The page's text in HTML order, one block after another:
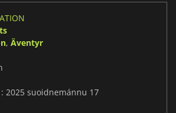
, Äventyr
2025 suoidnemánnu 17